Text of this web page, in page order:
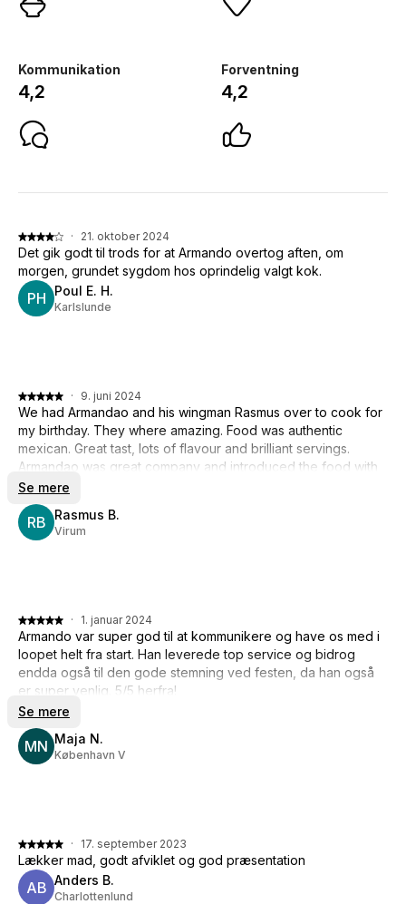
Kommunikation
4,2
Forventning
4,2
PH Poul E. H.
Karlslunde
· 21. oktober 2024
Det gik godt til trods for at Armando overtog aften, om
morgen, grundet sygdom hos oprindelig valgt kok.
RB Rasmus B.
Virum
· 9. juni 2024
We had Armandao and his wingman Rasmus over to cook for
my birthday. They where amazing. Food was authentic
mexican. Great tast, lots of flavour and brilliant servings.
Armandao was great company and introduced the food with
passion. We can only recommend a tasty mexican night in
good company!
Se mere
MN Maja N.
København V
· 1. januar 2024
Armando var super god til at kommunikere og have os med i
loopet helt fra start. Han leverede top service og bidrog
endda også til den gode stemning ved festen, da han også
er super venlig. 5/5 herfra!
Se mere
AB Anders B.
Charlottenlund
· 17. september 2023
Lækker mad, godt afviklet og god præsentation